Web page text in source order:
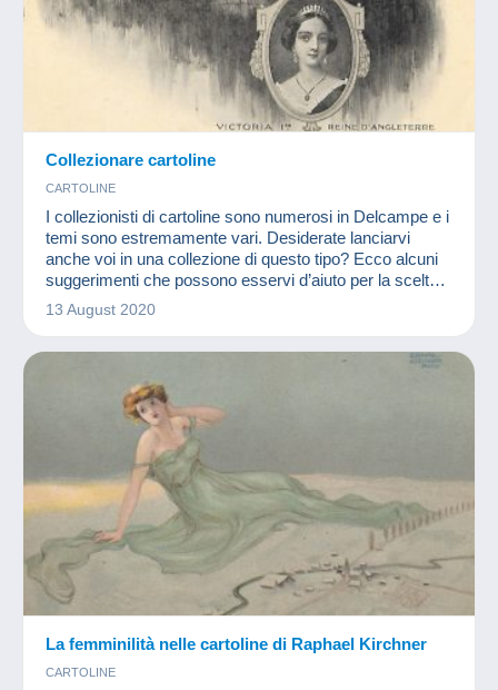
Collezionare cartoline
CARTOLINE
I collezionisti di cartoline sono numerosi in Delcampe e i
temi sono estremamente vari. Desiderate lanciarvi
anche voi in una collezione di questo tipo? Ecco alcuni
suggerimenti che possono esservi d’aiuto per la scelta
del tema.
13 August 2020
La femminilità nelle cartoline di Raphael Kirchner
CARTOLINE